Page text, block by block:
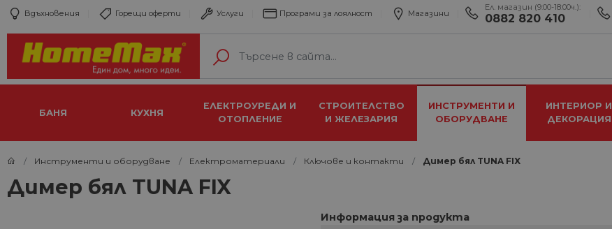
Вдъхновения Горещи оферти Услуги Програми за лоялност Магазини
Ел. магазин (9:00-18:00ч.):
0882 820 410
БАНЯ КУХНЯ
ЕЛЕКТРОУРЕДИ И
ОТОПЛЕНИЕ
СТРОИТЕЛСТВО
И ЖЕЛЕЗАРИЯ
ИНСТРУМЕНТИ И
ОБОРУДВАНЕ
ИНТЕРИОР И
ДЕКОРАЦИЯ
Инструменти и оборудване Електроматериали Ключове и контакти Димер бял TUNA FIX
Димер бял TUNA FIX
Информация за продукта